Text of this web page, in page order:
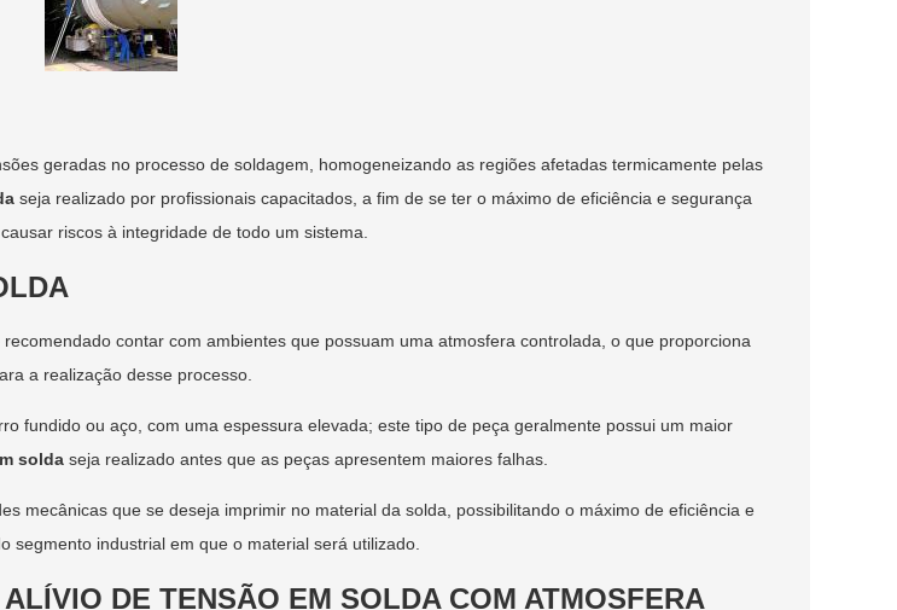
geradas no processo de soldagem, homogeneizando as regiões afetadas termicamente pelas
seja realizado por profissionais capacitados, a fim de se ter o máximo de eficiência e segurança
riscos à integridade de todo um sistema.
contar com ambientes que possuam uma atmosfera controlada, o que proporciona
a realização desse processo.
fundido ou aço, com uma espessura elevada; este tipo de peça geralmente possui um maior
solda seja realizado antes que as peças apresentem maiores falhas.
mecânicas que se deseja imprimir no material da solda, possibilitando o máximo de eficiência e
segmento industrial em que o material será utilizado.
DE TENSÃO EM SOLDA COM ATMOSFERA